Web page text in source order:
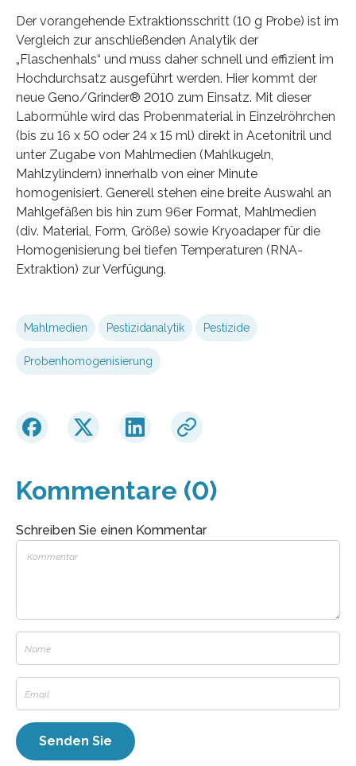
Der vorangehende Extraktionsschritt (10 g Probe) ist im
Vergleich zur anschließenden Analytik der
„Flaschenhals“ und muss daher schnell und effizient im
Hochdurchsatz ausgeführt werden. Hier kommt der
neue Geno/Grinder® 2010 zum Einsatz. Mit dieser
Labormühle wird das Probenmaterial in Einzelröhrchen
(bis zu 16 x 50 oder 24 x 15 ml) direkt in Acetonitril und
unter Zugabe von Mahlmedien (Mahlkugeln,
Mahlzylindern) innerhalb von einer Minute
homogenisiert. Generell stehen eine breite Auswahl an
Mahlgefäßen bis hin zum 96er Format, Mahlmedien
(div. Material, Form, Größe) sowie Kryoadaper für die
Homogenisierung bei tiefen Temperaturen (RNA-
Extraktion) zur Verfügung.
Mahlmedien Pestizidanalytik Pestizide
Probenhomogenisierung
Kommentare (0)
Schreiben Sie einen Kommentar